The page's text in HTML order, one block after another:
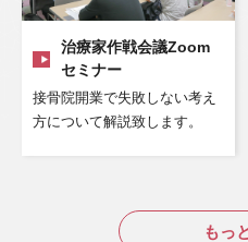
治療家作戦会議Zoom
セミナー
接骨院開業で失敗しない考え
方について解説致します。
もっ